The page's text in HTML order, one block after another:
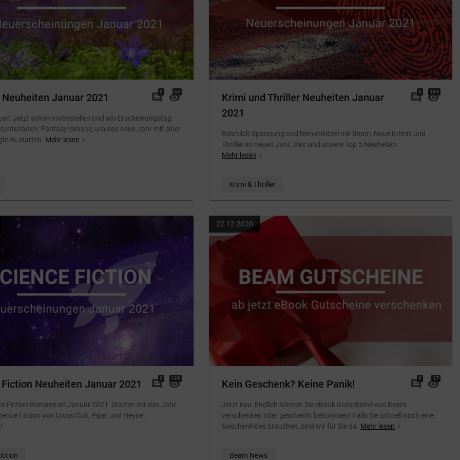
Neuheiten Januar 2021 comment
0 Kommentare
visibility
63Von: Melanie Pest
Jetzt schon vorbestellen und am Erscheinungstag
Fantasyromane, um das neue Jahr mit einer
zu starten. Mehr lesen navigate_next
Krimi und Thriller Neuheiten Januar
2021
comment
0 Kommentare
visibility
184Von:
Reichlich Spannung und Nervenkitzel mit Beam: Neue Krimis und
Thriller im neuen Jahr. Das sind unsere Top 5 Neuheiten.
Mehr lesen navigate_next
Krimi & Thriller
Fiction Neuheiten Januar 2021 comment
0 Kommentare
visibility
120Von: Melanie Pest
Fiction Romane im Januar 2021: Starten wir das Jahr
Fiction von Cross Cult, Piper und Heyne.
navigate_next
22.12.2020
Kein Geschenk? Keine Panik! comment
0 Kommentare
visibility
17
Jetzt neu: Endlich können Sie eBook Gutscheine von Beam
verschenken oder geschenkt bekommen! Falls Sie schnell noch eine
Geschenkidee brauchen, sind wir für Sie da. Mehr lesen navigate_next
Beam News